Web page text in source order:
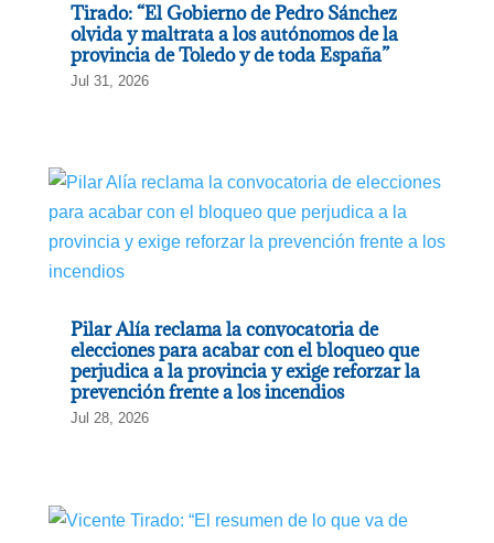
Tirado: “El Gobierno de Pedro Sánchez
olvida y maltrata a los autónomos de la
provincia de Toledo y de toda España”
Jul 31, 2026
Pilar Alía reclama la convocatoria de
elecciones para acabar con el bloqueo que
perjudica a la provincia y exige reforzar la
prevención frente a los incendios
Jul 28, 2026